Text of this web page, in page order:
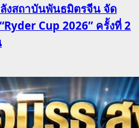
งสถาบันพันธมิตรจีน จัด
Cup 2026” ครั้งที่ 2